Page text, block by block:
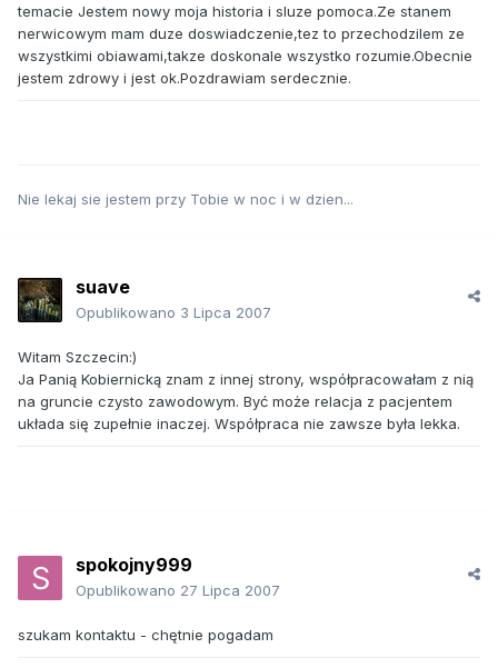
temacie Jestem nowy moja historia i sluze pomoca.Ze stanem
nerwicowym mam duze doswiadczenie,tez to przechodzilem ze
wszystkimi obiawami,takze doskonale wszystko rozumie.Obecnie
jestem zdrowy i jest ok.Pozdrawiam serdecznie.
Nie lekaj sie jestem przy Tobie w noc i w dzien...
suave
Opublikowano 3 Lipca 2007
Witam Szczecin:)
Ja Panią Kobiernicką znam z innej strony, współpracowałam z nią
na gruncie czysto zawodowym. Być może relacja z pacjentem
układa się zupełnie inaczej. Współpraca nie zawsze była lekka.
spokojny999
Opublikowano 27 Lipca 2007
szukam kontaktu - chętnie pogadam